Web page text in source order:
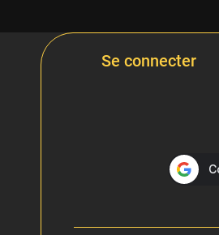
Se connecter